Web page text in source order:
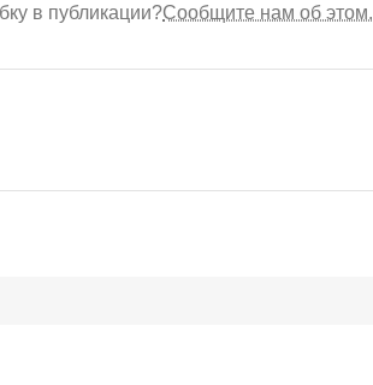
в публикации?Сообщите нам об этом.